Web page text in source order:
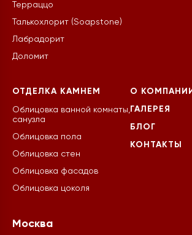
Терраццо
Талькохлорит (Soapstone)
Лабрадорит
Доломит
ОТДЕЛКА КАМНЕМ
Облицовка ванной комнаты,
санузла
Облицовка пола
Облицовка стен
Облицовка фасадов
Облицовка цоколя
О КОМПАНИИ
ГАЛЕРЕЯ
БЛОГ
КОНТАКТЫ
Москва